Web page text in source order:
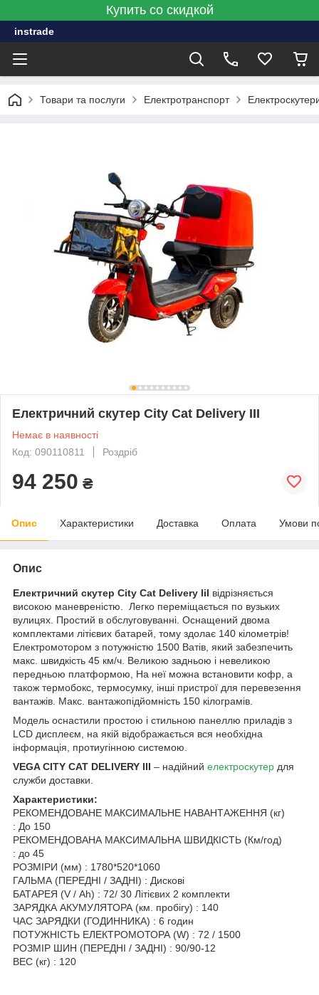
Купить со скидкой
instrade
Товари та послуги Електротранспорт
Електричний скутер City Cat Delivery ІІІ
Немає в наявності
Код: 090110811
Роздріб
94 250 ₴
Опис Характеристики Доставка Оплата Умови
Опис
Електричний скутер City Cat Delivery IiІ відрізняється
високою маневреністю. Легко переміщається по вузьких
вулицях. Простий в обслуговуванні. Оснащений двома
комплектами літієвих батарей, тому здолає 140 кілометрів!
Електромотором з потужністю 1500 Ватів, який забезпечить
макс. швидкість 45 км/ч. Великою задньою і невеликою
передньою платформою, На неї можна встановити кофр, а
також термобокс, термосумку, інші пристрої для перевезення
вантажів. Макс. вантажопідйомність 150 кілограмів.
Модель оснастили простою і стильною панеллю приладів з
LCD дисплеєм, на якій відображається вся необхідна
інформація, протиугінною системою.
VEGA CITY CAT DELIVERY ІІІ – надійний електроскутер для
служби доставки.
Характеристики:
РЕКОМЕНДОВАНЕ МАКСИМАЛЬНЕ НАВАНТАЖЕННЯ (кг)
: До 150
РЕКОМЕНДОВАНА МАКСИМАЛЬНА ШВИДКІСТЬ (Км/год)
: до 45
РОЗМІРИ (мм) : 1780*520*1060
ГАЛЬМА (ПЕРЕДНІ / ЗАДНІ) : Дискові
БАТАРЕЯ (V / Ah) : 72/ 30 Літієвих 2 комплекти
ЗАРЯДКА АКУМУЛЯТОРА (км. пробігу) : 140
ЧАС ЗАРЯДКИ (ГОДИННИКА) : 6 годин
ПОТУЖНІСТЬ ЕЛЕКТРОМОТОРА (W) : 72 / 1500
РОЗМІР ШИН (ПЕРЕДНІ / ЗАДНІ) : 90/90-12
ВЕС (кг) : 120